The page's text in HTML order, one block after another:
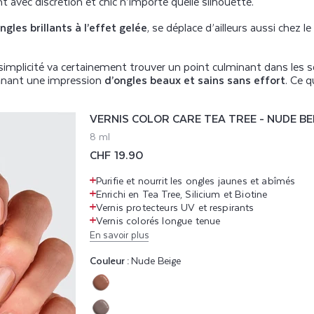
Noir Noir
brillants à l’effet gelée, se déplace d’ailleurs aussi chez
va certainement trouver un point culminant dans les
une impression d’ongles beaux et sains sans effort. Ce
VERNIS COLOR CARE TEA TREE - NUDE
8 ml
Prix
CHF 19.90
Purifie et nourrit les ongles jaunes et abîmés
Enrichi en Tea Tree, Silicium et Biotine
Vernis protecteurs UV et respirants
Vernis colorés longue tenue
En savoir plus
Couleur :Nude Beige
Variante